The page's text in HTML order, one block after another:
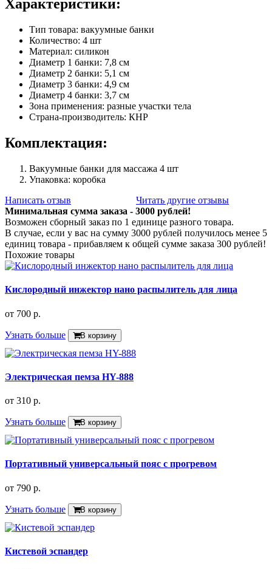
Характеристики:
Тип товара: вакуумные банки
Количество: 4 шт
Материал: силикон
Диаметр 1 банки: 7,8 см
Диаметр 2 банки: 5,1 см
Диаметр 3 банки: 4,9 см
Диаметр 4 банки: 3,7 см
Зона применения: разные участки тела
Страна-производитель: КНР
Комплектация:
Вакуумные банки для массажа 4 шт
Упаковка: коробка
Написать отзыв
Читать другие отзывы
Минимальная сумма заказа - 3000 рублей!
Возможен сборный заказ по 1 единице разного товара.
В случае, если у вас на сумму 3000 рублей получилось менее 5
единиц товара - прибавляем к общей сумме заказа 300 рублей!
Похожие товары
Кислородный инжектор нано распылитель для лица
от 700 р.
Узнать больше В корзину
Электрическая пемза HY-888
от 310 р.
Узнать больше В корзину
Портативный универсальный пояс с прогревом
от 790 р.
Узнать больше В корзину
Кистевой эспандер